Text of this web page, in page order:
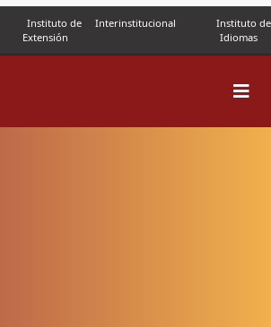
Instituto de
Extensión
Interinstitucional
Instituto de
Idiomas